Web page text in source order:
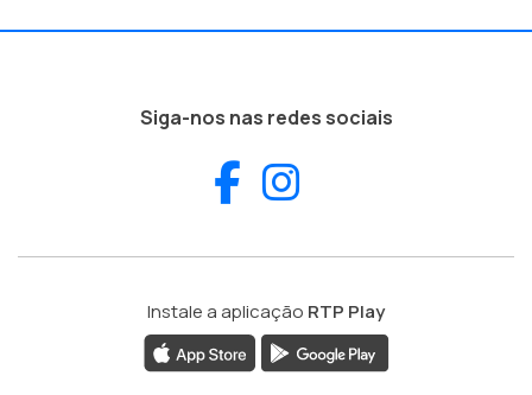
Siga-nos nas redes sociais
Facebook
Instale a aplicação RTP Play